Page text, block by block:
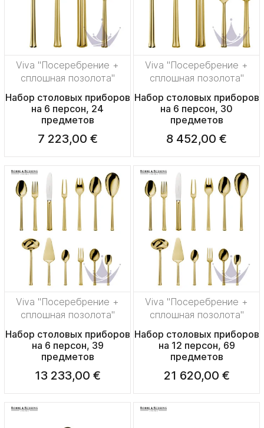
Viva "Посеребрение +
сплошная позолота"
Набор столовых приборов
на 6 персон, 24
предметов
7 223,00 €
Viva "Посеребрение +
сплошная позолота"
Набор столовых приборов
на 6 персон, 30
предметов
8 452,00 €
Viva "Посеребрение +
сплошная позолота"
Набор столовых приборов
на 6 персон, 39
предметов
13 233,00 €
Viva "Посеребрение +
сплошная позолота"
Набор столовых приборов
на 12 персон, 69
предметов
21 620,00 €